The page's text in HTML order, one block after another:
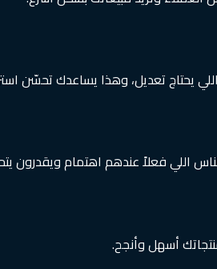
تعديل، وهذا يساعدك تحسّن
اللي فعلاً عندهم اهتمام ويقدرون
أسهل وأنجح.